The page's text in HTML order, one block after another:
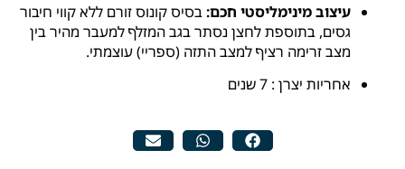
עיצוב מינימליסטי חכם:בסיס קונוס זורם ללא קווי חיבור
גסים, בתוספת לחצן נסתר בגב המזלף למעבר מהיר בין
מצב זרימה רציף למצב התזה (ספריי) עוצמתי.
אחריות יצרן : 7 שנים